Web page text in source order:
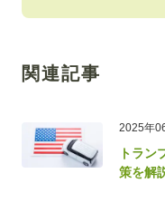
関連記事
2025年
トラン
策を解